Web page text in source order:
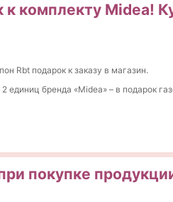
к комплекту Midea!
Rbt подарок к заказу в магазин.
единиц бренда «Midea» – в подарок
покупке